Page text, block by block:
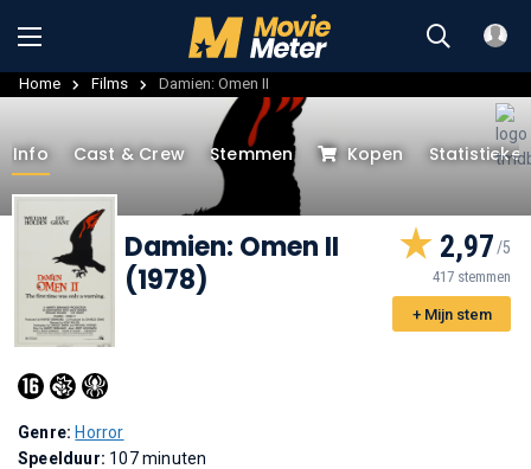
Home Films Damien: Omen II
Info Cast & Crew Stemmen Kopen
Damien: Omen II
(1978)
2,97
417 stemmen
+ Mijn stem
Genre: Horror
Speelduur: 107 minuten